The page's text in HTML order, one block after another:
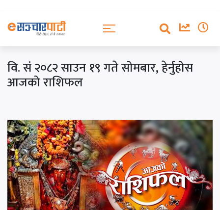
वि. सं २०८२ साउन १९ गते सोमबार, हेर्नुहोस
आजको राशिफल